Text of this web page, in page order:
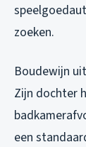
zoeken.
Boudewijn
Zijn dochter
een